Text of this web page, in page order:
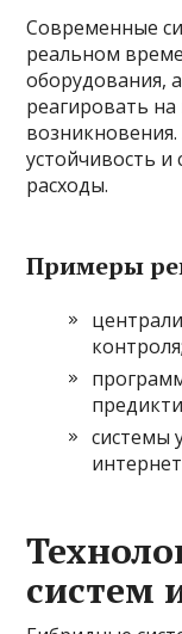
Современные
реальном
оборудования,
реагировать
устойчивость
расходы.
Примеры
контроля;
системы
систем